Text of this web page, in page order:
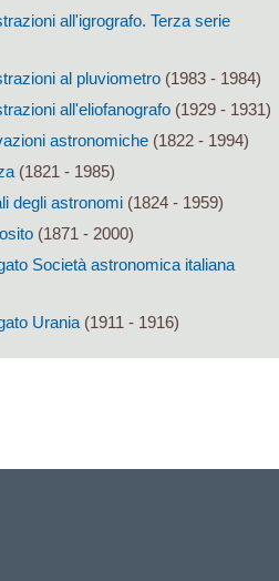
all'igrografo. Terza serie
al pluviometro(1983 - 1984)
all'eliofanografo(1929 - 1931)
astronomiche (1822 - 1994)
(1821 - 1985)
degli astronomi(1824 - 1959)
(1871 - 2000)
Società astronomica italiana
Urania(1911 - 1916)